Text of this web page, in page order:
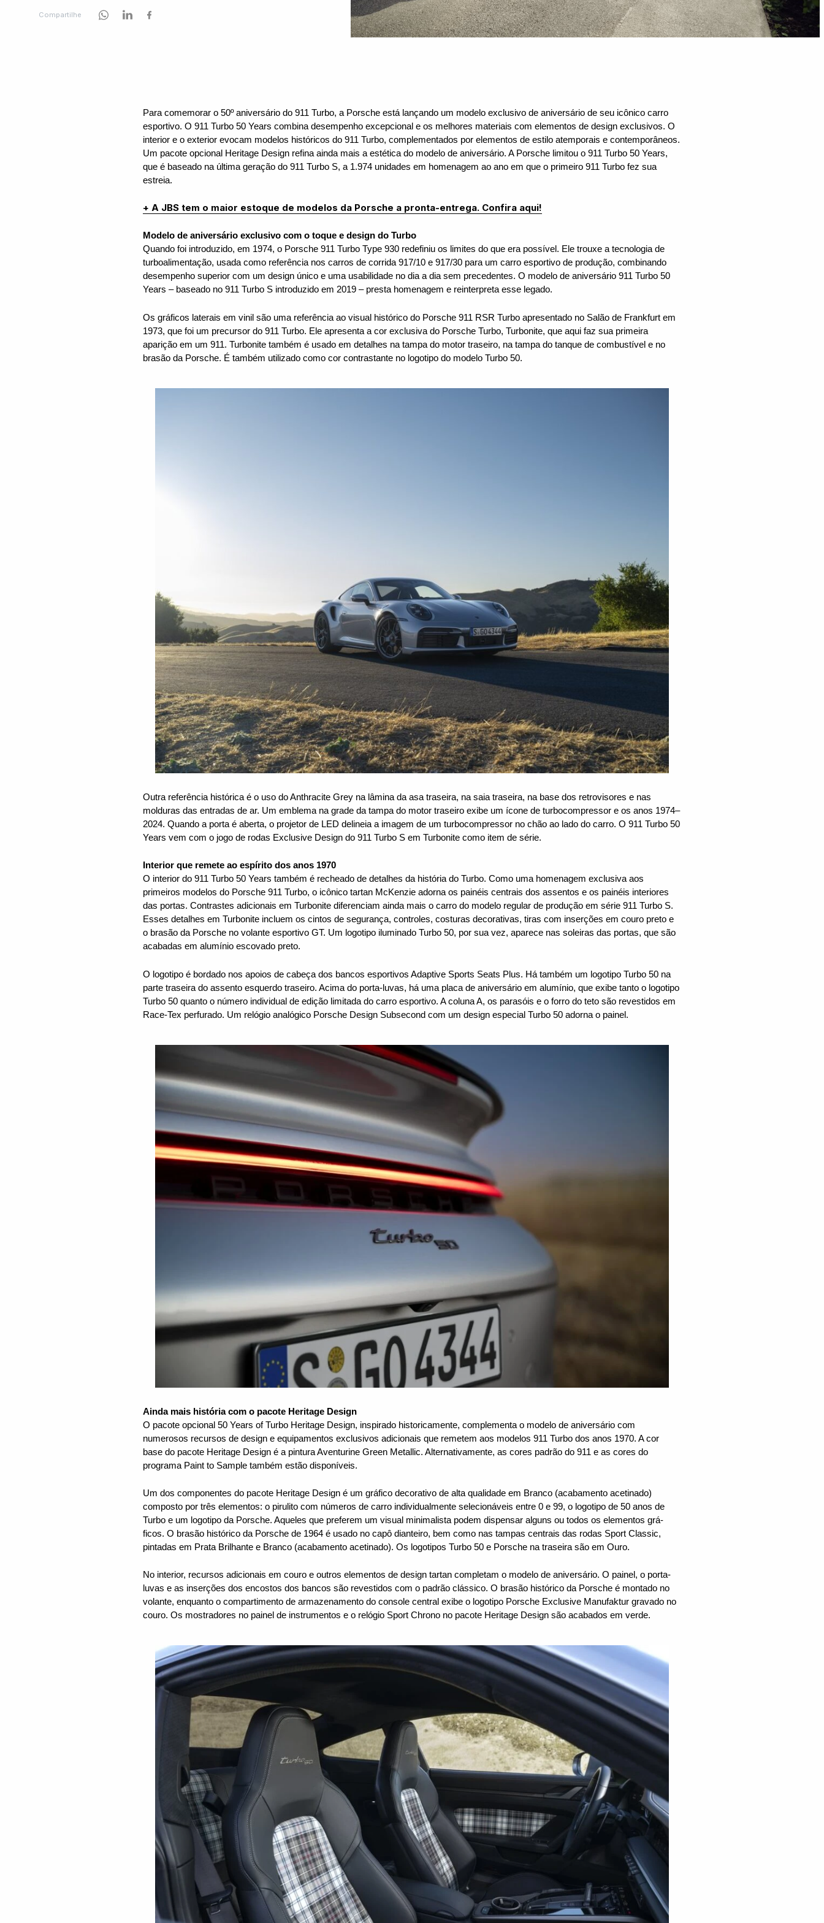
Compartilhe
Para comemorar o 50º aniversário do 911 Turbo, a Porsche está lançando um modelo exclusivo de aniversário de seu icônico carro
esportivo. O 911 Turbo 50 Years combina desempenho excepcional e os melhores materiais com elementos de design exclusivos. O
interior e o exterior evocam modelos históricos do 911 Turbo, complementados por elementos de estilo atemporais e contemporâneos.
Um pacote opcional Heritage Design refina ainda mais a estética do modelo de aniversário. A Porsche limitou o 911 Turbo 50 Years,
que é baseado na última geração do 911 Turbo S, a 1.974 unidades em homenagem ao ano em que o primeiro 911 Turbo fez sua
estreia.
+ A JBS tem o maior estoque de modelos da Porsche a pronta-entrega. Confira aqui!
Modelo de aniversário exclusivo com o toque e design do Turbo
Quando foi introduzido, em 1974, o Porsche 911 Turbo Type 930 redefiniu os limites do que era possível. Ele trouxe a tecnologia de
turboalimentação, usada como referência nos carros de corrida 917/10 e 917/30 para um carro esportivo de produção, combinando
desempenho superior com um design único e uma usabilidade no dia a dia sem precedentes. O modelo de aniversário 911 Turbo 50
Years – baseado no 911 Turbo S introduzido em 2019 – presta homenagem e reinterpreta esse legado.
Os gráficos laterais em vinil são uma referência ao visual histórico do Porsche 911 RSR Turbo apresentado no Salão de Frankfurt em
1973, que foi um precursor do 911 Turbo. Ele apresenta a cor exclusiva do Porsche Turbo, Turbonite, que aqui faz sua primeira
aparição em um 911. Turbonite também é usado em detalhes na tampa do motor traseiro, na tampa do tanque de combustível e no
brasão da Porsche. É também utilizado como cor contrastante no logotipo do modelo Turbo 50.
Outra referência histórica é o uso do Anthracite Grey na lâmina da asa traseira, na saia traseira, na base dos retrovisores e nas
molduras das entradas de ar. Um emblema na grade da tampa do motor traseiro exibe um ícone de turbocompressor e os anos 1974–
2024. Quando a porta é aberta, o projetor de LED delineia a imagem de um turbocompressor no chão ao lado do carro. O 911 Turbo 50
Years vem com o jogo de rodas Exclusive Design do 911 Turbo S em Turbonite como item de série.
Interior que remete ao espírito dos anos 1970
O interior do 911 Turbo 50 Years também é recheado de detalhes da história do Turbo. Como uma homenagem exclusiva aos
primeiros modelos do Porsche 911 Turbo, o icônico tartan McKenzie adorna os painéis centrais dos assentos e os painéis interiores
das portas. Contrastes adicionais em Turbonite diferenciam ainda mais o carro do modelo regular de produção em série 911 Turbo S.
Esses detalhes em Turbonite incluem os cintos de segurança, controles, costuras decorativas, tiras com inserções em couro preto e
o brasão da Porsche no volante esportivo GT. Um logotipo iluminado Turbo 50, por sua vez, aparece nas soleiras das portas, que são
acabadas em alumínio escovado preto.
O logotipo é bordado nos apoios de cabeça dos bancos esportivos Adaptive Sports Seats Plus. Há também um logotipo Turbo 50 na
parte traseira do assento esquerdo traseiro. Acima do porta-luvas, há uma placa de aniversário em alumínio, que exibe tanto o logotipo
Turbo 50 quanto o número individual de edição limitada do carro esportivo. A coluna A, os parasóis e o forro do teto são revestidos em
Race-Tex perfurado. Um relógio analógico Porsche Design Subsecond com um design especial Turbo 50 adorna o painel.
Ainda mais história com o pacote Heritage Design
O pacote opcional 50 Years of Turbo Heritage Design, inspirado historicamente, complementa o modelo de aniversário com
numerosos recursos de design e equipamentos exclusivos adicionais que remetem aos modelos 911 Turbo dos anos 1970. A cor
base do pacote Heritage Design é a pintura Aventurine Green Metallic. Alternativamente, as cores padrão do 911 e as cores do
programa Paint to Sample também estão disponíveis.
Um dos componentes do pacote Heritage Design é um gráfico decorativo de alta qualidade em Branco (acabamento acetinado)
composto por três elementos: o pirulito com números de carro individualmente selecionáveis entre 0 e 99, o logotipo de 50 anos de
Turbo e um logotipo da Porsche. Aqueles que preferem um visual minimalista podem dispensar alguns ou todos os elementos grá-
ficos. O brasão histórico da Porsche de 1964 é usado no capô dianteiro, bem como nas tampas centrais das rodas Sport Classic,
pintadas em Prata Brilhante e Branco (acabamento acetinado). Os logotipos Turbo 50 e Porsche na traseira são em Ouro.
No interior, recursos adicionais em couro e outros elementos de design tartan completam o modelo de aniversário. O painel, o porta-
luvas e as inserções dos encostos dos bancos são revestidos com o padrão clássico. O brasão histórico da Porsche é montado no
volante, enquanto o compartimento de armazenamento do console central exibe o logotipo Porsche Exclusive Manufaktur gravado no
couro. Os mostradores no painel de instrumentos e o relógio Sport Chrono no pacote Heritage Design são acabados em verde.